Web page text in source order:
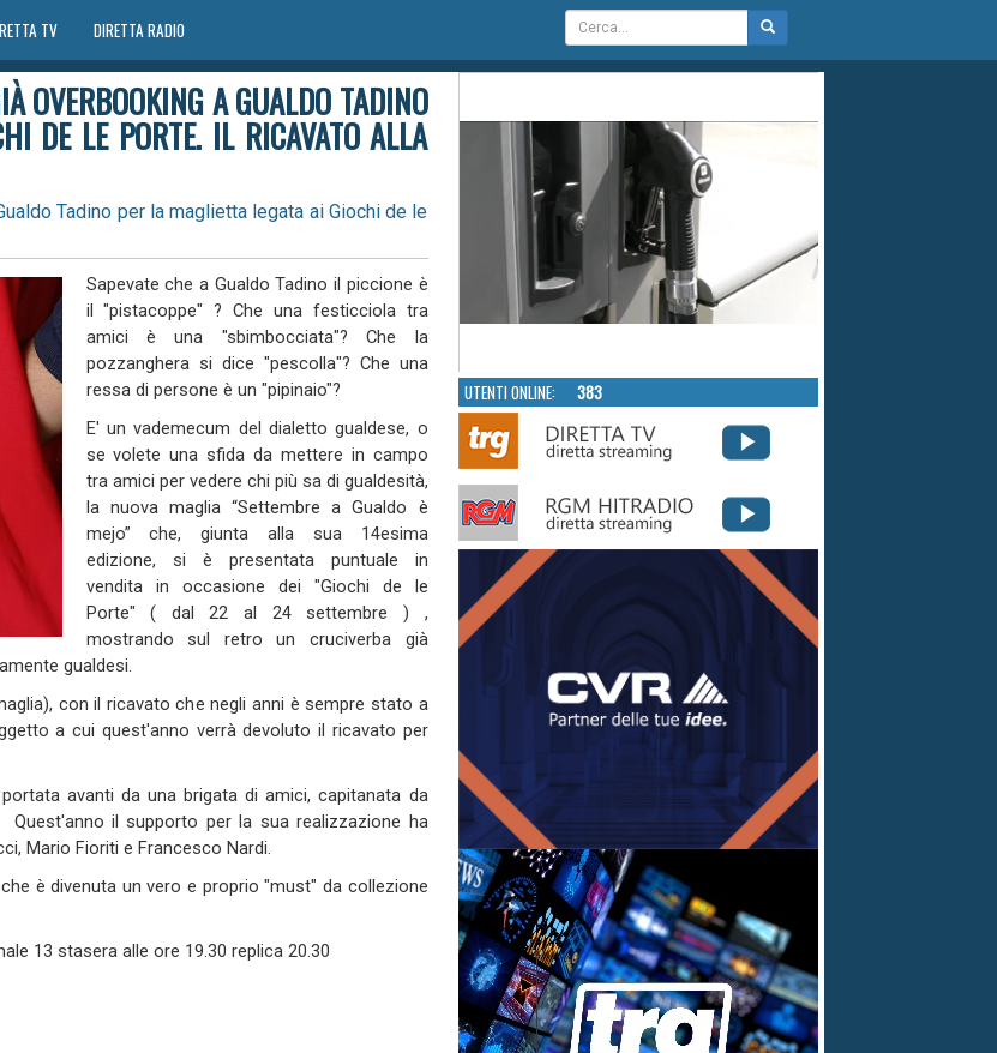
TV DIRETTA RADIO
OVERBOOKING A GUALDO TADINO
DE LE PORTE. IL RICAVATO ALLA
Tadino per la maglietta legata ai Giochi de le
Sapevate che a Gualdo Tadino il piccione è
il "pistacoppe" ? Che una festicciola tra
amici è una "sbimbocciata"? Che la
pozzanghera si dice "pescolla"? Che una
ressa di persone è un "pipinaio"?
E' un vademecum del dialetto gualdese, o
se volete una sfida da mettere in campo
tra amici per vedere chi più sa di gualdesità,
la nuova maglia “Settembre a Gualdo è
mejo” che, giunta alla sua 14esima
edizione, si è presentata puntuale in
vendita in occasione dei "Giochi de le
Porte" ( dal 22 al 24 settembre ) ,
mostrando sul retro un cruciverba già
gualdesi.
con il ricavato che negli anni è sempre stato a
a cui quest'anno verrà devoluto il ricavato per
avanti da una brigata di amici, capitanata da
Quest'anno il supporto per la sua realizzazione ha
Mario Fioriti e Francesco Nardi.
è divenuta un vero e proprio "must" da collezione
13 stasera alle ore 19.30 replica 20.30
UTENTI ONLINE: 383